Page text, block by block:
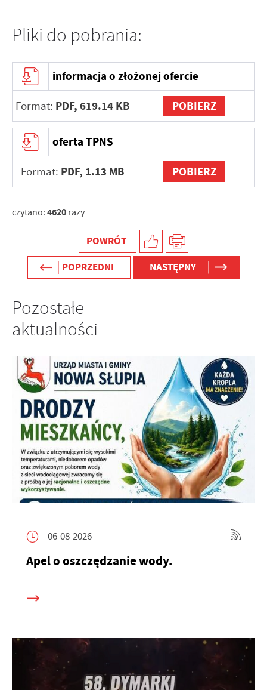
Pliki do pobrania:
informacja o złożonej ofercie
Format: PDF, 619.14 KB POBIERZ
oferta TPNS
Format: PDF, 1.13 MB POBIERZ
czytano: 4620 razy
POWRÓT
POPRZEDNI
NASTĘPNY
Pozostałe
aktualności
06-08-2026
Apel o oszczędzanie wody.